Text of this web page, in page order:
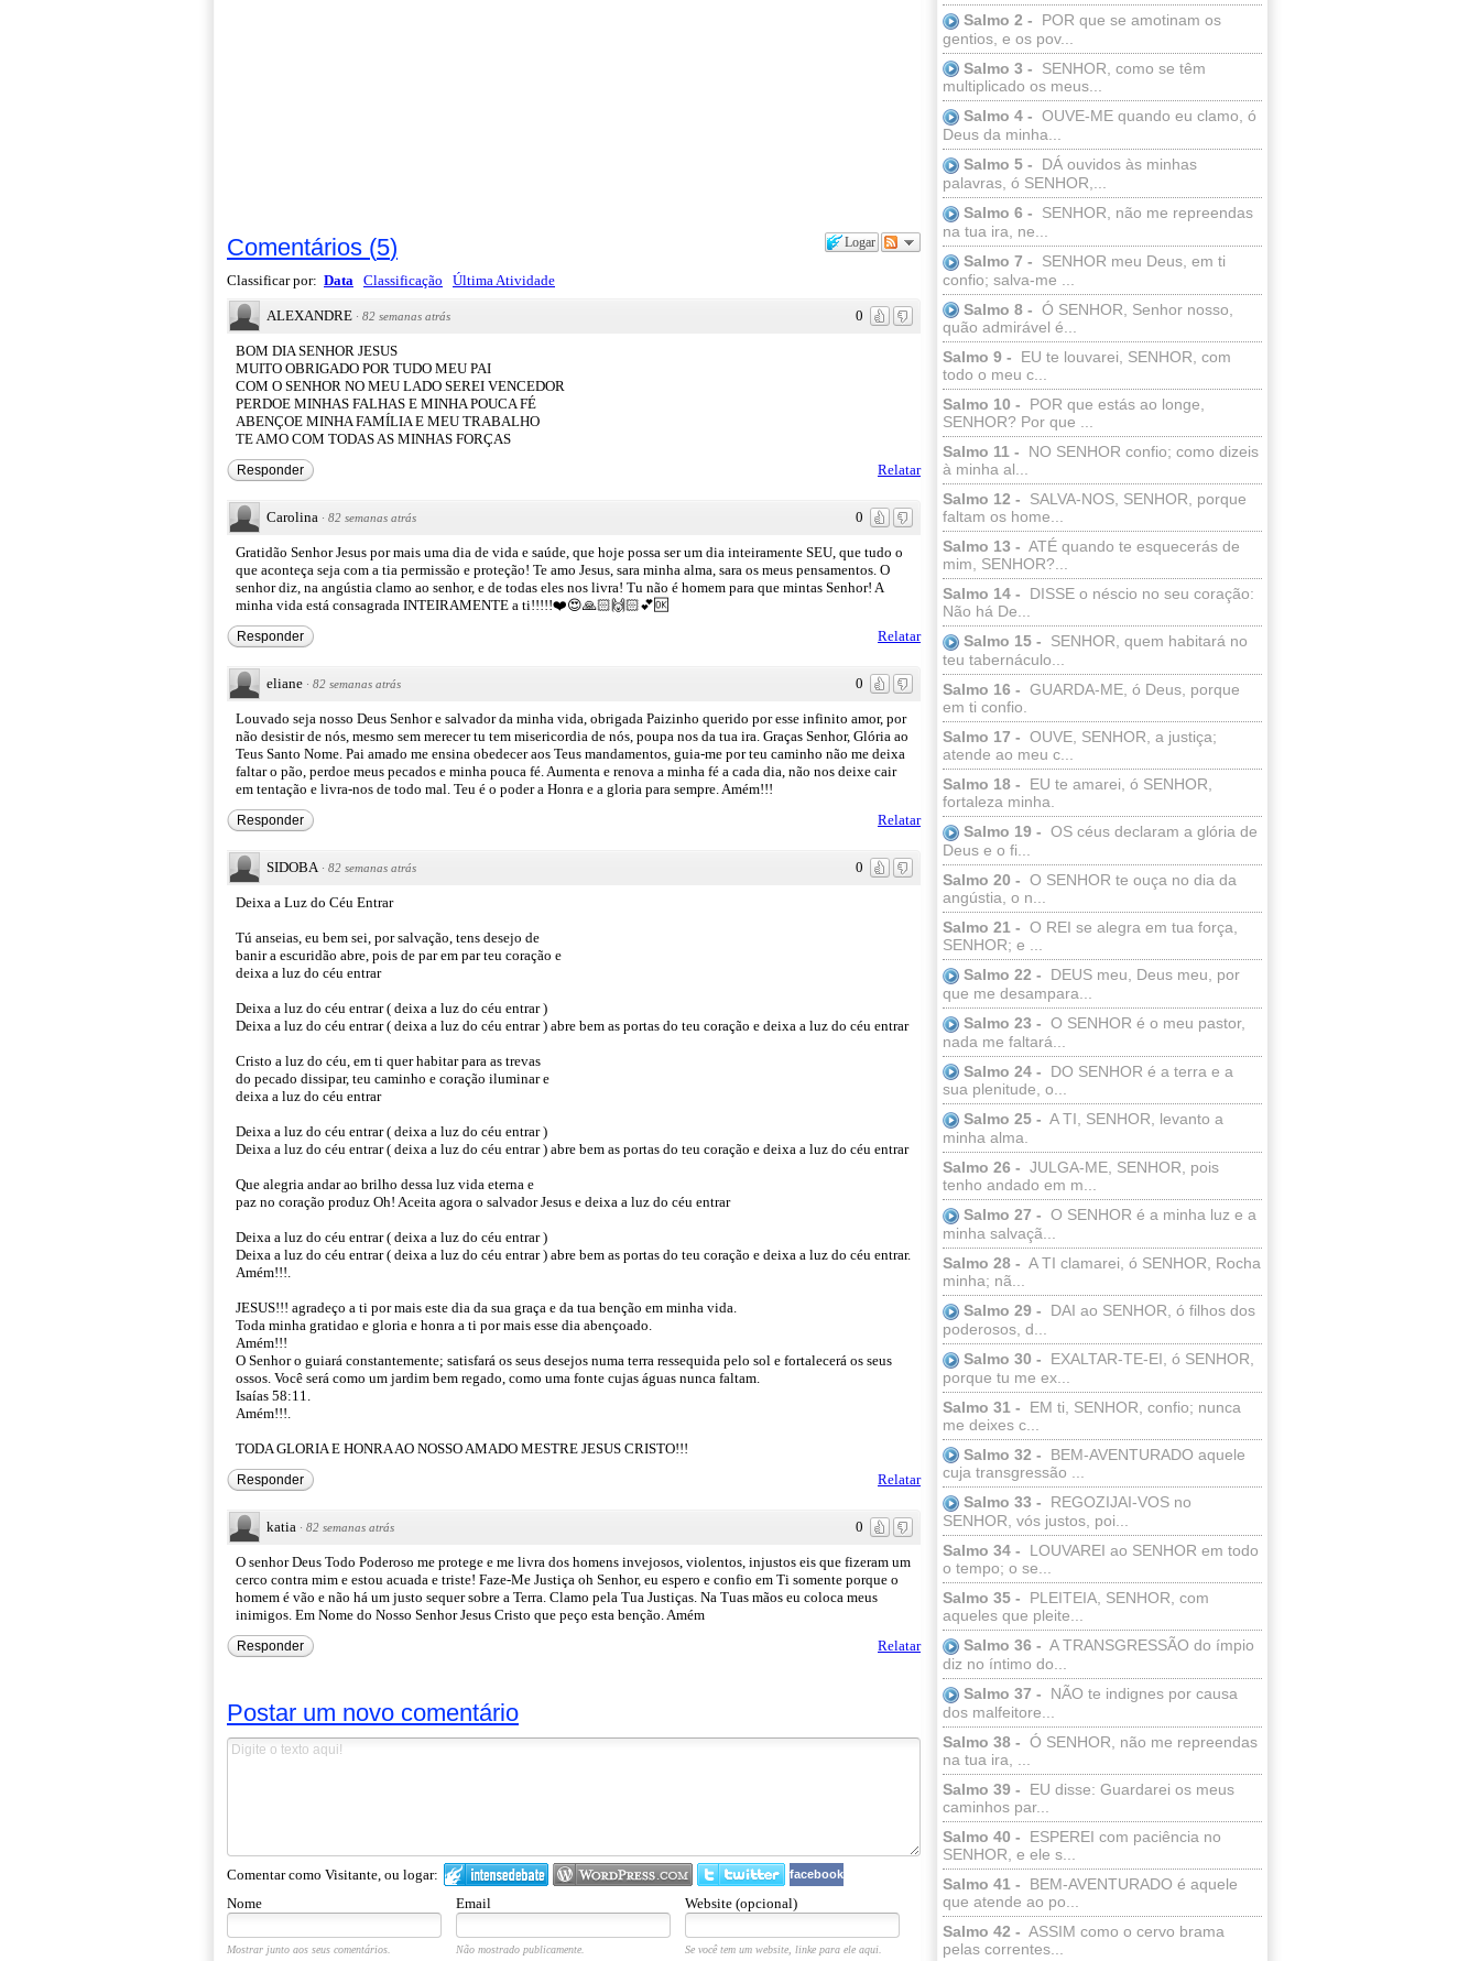
Salmo 2 -
POR que se amotinam os
gentios, e os pov...
Salmo 3 -
SENHOR, como se têm
multiplicado os meus...
Salmo 4 - OUVE-ME quando eu clamo, ó
Deus da minha...
Salmo 5 -
DÁ ouvidos às minhas
palavras, ó SENHOR,...
Salmo 6 -
SENHOR, não me repreendas
na tua ira, ne...
Salmo 7 -
SENHOR meu Deus, em ti
confio; salva-me ...
Salmo 8 - Ó SENHOR, Senhor nosso,
quão admirável é...
Salmo 9 -
EU te louvarei, SENHOR, com
todo o meu c...
Salmo 10 -
POR que estás ao longe,
SENHOR? Por que ...
Salmo 11 -
NO SENHOR confio; como dizeis
à minha al...
Salmo 12 -
SALVA-NOS, SENHOR, porque
faltam os home...
Salmo 13 - ATÉ quando te esquecerás de
mim, SENHOR?...
Salmo 14 -
DISSE o néscio no seu coração:
Não há De...
Salmo 15 -
SENHOR, quem habitará no
teu tabernáculo...
Salmo 16 - GUARDA-ME, ó Deus, porque
em ti confio.
Salmo 17 - OUVE, SENHOR, a justiça;
atende ao meu c...
Salmo 18 -
EU te amarei, ó SENHOR,
fortaleza minha.
Salmo 19 - OS céus declaram a glória de
Deus e o fi...
Salmo 20 - O SENHOR te ouça no dia da
angústia, o n...
Salmo 21 - O REI se alegra em tua força,
SENHOR; e ...
Salmo 22 -
DEUS meu, Deus meu, por
que me desampara...
Salmo 23 - O SENHOR é o meu pastor,
nada me faltará...
Salmo 24 -
DO SENHOR é a terra e a
sua plenitude, o...
Salmo 25 - A TI, SENHOR, levanto a
minha alma.
Salmo 26 - JULGA-ME, SENHOR, pois
tenho andado em m...
Salmo 27 - O SENHOR é a minha luz e a
minha salvaçã...
Salmo 28 - A TI clamarei, ó SENHOR, Rocha
minha; nã...
Salmo 29 -
DAI ao SENHOR, ó filhos dos
poderosos, d...
Salmo 30 -
EXALTAR-TE-EI, ó SENHOR,
porque tu me ex...
Salmo 31 -
EM ti, SENHOR, confio; nunca
me deixes c...
Salmo 32 -
BEM-AVENTURADO aquele
cuja transgressão ...
Salmo 33 -
REGOZIJAI-VOS no
SENHOR, vós justos, poi...
Salmo 34 -
LOUVAREI ao SENHOR em todo
o tempo; o se...
Salmo 35 -
PLEITEIA, SENHOR, com
aqueles que pleite...
Salmo 36 - A TRANSGRESSÃO do ímpio
diz no íntimo do...
Salmo 37 -
NÃO te indignes por causa
dos malfeitore...
Salmo 38 - Ó SENHOR, não me repreendas
na tua ira, ...
Salmo 39 -
EU disse: Guardarei os meus
caminhos par...
Salmo 40 -
ESPEREI com paciência no
SENHOR, e ele s...
Salmo 41 -
BEM-AVENTURADO é aquele
que atende ao po...
Salmo 42 - ASSIM como o cervo brama
pelas correntes...
Logar
Comentários (5)
Classificar por: Data Classificação Última Atividade
0
ALEXANDRE · 82 semanas atrás
BOM DIA SENHOR JESUS
MUITO OBRIGADO POR TUDO MEU PAI
COM O SENHOR NO MEU LADO SEREI VENCEDOR
PERDOE MINHAS FALHAS E MINHA POUCA FÉ
ABENÇOE MINHA FAMÍLIA E MEU TRABALHO
TE AMO COM TODAS AS MINHAS FORÇAS
Relatar
Responder
0
Carolina · 82 semanas atrás
Gratidão Senhor Jesus por mais uma dia de vida e saúde, que hoje possa ser um dia inteiramente SEU, que tudo o
que aconteça seja com a tia permissão e proteção! Te amo Jesus, sara minha alma, sara os meus pensamentos. O
senhor diz, na angústia clamo ao senhor, e de todas eles nos livra! Tu não é homem para que mintas Senhor! A
minha vida está consagrada INTEIRAMENTE a ti!!!!!❤️😍🙏🏻🙌🏻💕🆗
Relatar
Responder
0
eliane · 82 semanas atrás
Louvado seja nosso Deus Senhor e salvador da minha vida, obrigada Paizinho querido por esse infinito amor, por
não desistir de nós, mesmo sem merecer tu tem misericordia de nós, poupa nos da tua ira. Graças Senhor, Glória ao
Teus Santo Nome. Pai amado me ensina obedecer aos Teus mandamentos, guia-me por teu caminho não me deixa
faltar o pão, perdoe meus pecados e minha pouca fé. Aumenta e renova a minha fé a cada dia, não nos deixe cair
em tentação e livra-nos de todo mal. Teu é o poder a Honra e a gloria para sempre. Amém!!!
Relatar
Responder
0
SIDOBA · 82 semanas atrás
Deixa a Luz do Céu Entrar
Tú anseias, eu bem sei, por salvação, tens desejo de
banir a escuridão abre, pois de par em par teu coração e
deixa a luz do céu entrar
Deixa a luz do céu entrar ( deixa a luz do céu entrar )
Deixa a luz do céu entrar ( deixa a luz do céu entrar ) abre bem as portas do teu coração e deixa a luz do céu entrar
Cristo a luz do céu, em ti quer habitar para as trevas
do pecado dissipar, teu caminho e coração iluminar e
deixa a luz do céu entrar
Deixa a luz do céu entrar ( deixa a luz do céu entrar )
Deixa a luz do céu entrar ( deixa a luz do céu entrar ) abre bem as portas do teu coração e deixa a luz do céu entrar
Que alegria andar ao brilho dessa luz vida eterna e
paz no coração produz Oh! Aceita agora o salvador Jesus e deixa a luz do céu entrar
Deixa a luz do céu entrar ( deixa a luz do céu entrar )
Deixa a luz do céu entrar ( deixa a luz do céu entrar ) abre bem as portas do teu coração e deixa a luz do céu entrar.
Amém!!!.
JESUS!!! agradeço a ti por mais este dia da sua graça e da tua benção em minha vida.
Toda minha gratidao e gloria e honra a ti por mais esse dia abençoado.
Amém!!!
O Senhor o guiará constantemente; satisfará os seus desejos numa terra ressequida pelo sol e fortalecerá os seus
ossos. Você será como um jardim bem regado, como uma fonte cujas águas nunca faltam.
Isaías 58:11.
Amém!!!.
TODA GLORIA E HONRA AO NOSSO AMADO MESTRE JESUS CRISTO!!!
Relatar
Responder
0
katia · 82 semanas atrás
O senhor Deus Todo Poderoso me protege e me livra dos homens invejosos, violentos, injustos eis que fizeram um
cerco contra mim e estou acuada e triste! Faze-Me Justiça oh Senhor, eu espero e confio em Ti somente porque o
homem é vão e não há um justo sequer sobre a Terra. Clamo pela Tua Justiças. Na Tuas mãos eu coloca meus
inimigos. Em Nome do Nosso Senhor Jesus Cristo que peço esta benção. Amém
Relatar
Responder
Postar um novo comentário
Comentar como Visitante, ou logar: facebook
Nome Email Website (opcional)
Mostrar junto aos seus comentários. Não mostrado publicamente. Se você tem um website, linke para ele aqui.